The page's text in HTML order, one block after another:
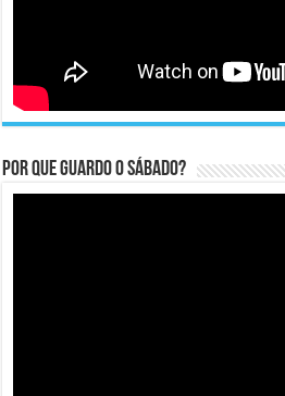
Por que guardo o Sábado?